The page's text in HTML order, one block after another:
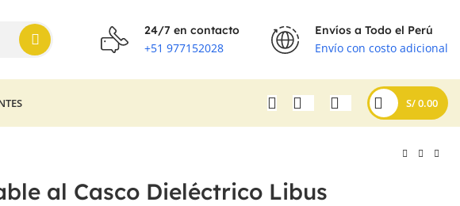
24/7 en contacto
+51 977152028
Envíos a Todo el Perú
Envío con costo adicional
S/0.00
al Casco Dieléctrico Libus